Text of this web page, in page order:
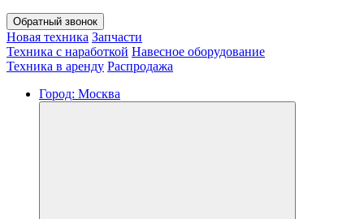
Обратный звонок
Новая техника Запчасти
Техника с наработкой Навесное оборудование
Техника в аренду Распродажа
Город: Москва